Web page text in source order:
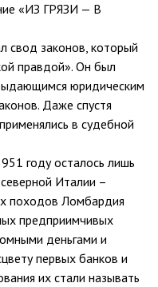
«ИЗ ГРЯЗИ — В
свод законов, который
правдой». Он был
юридическим
Даже спустя
в судебной
году осталось лишь
Италии –
походов Ломбардия
предприимчивых
деньгами и
первых банков и
их стали называть